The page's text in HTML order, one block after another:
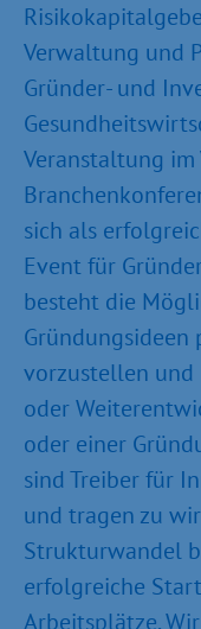
Verwaltung und
Gründer- und
Veranstaltung
sich als
Event für
besteht die
vorzustellen und
oder
oder einer
sind Treiber für
und tragen zu
Strukturwandel
erfolgreiche
Arbeitsplätze.